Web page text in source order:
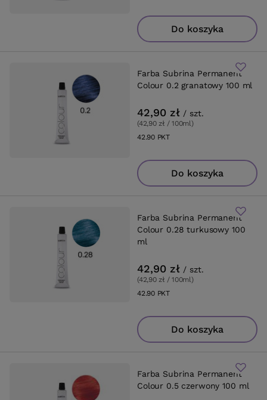
Do koszyka
Farba Subrina Permanent
Colour 0.2 granatowy 100 ml
42,90 zł / szt.
(42,90 zł / 100ml)
42.90PKTpunktów
Do koszyka
Farba Subrina Permanent
Colour 0.28 turkusowy 100
ml
42,90 zł / szt.
(42,90 zł / 100ml)
42.90PKTpunktów
Do koszyka
Farba Subrina Permanent
Colour 0.5 czerwony 100 ml